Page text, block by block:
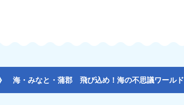
海・みなと・蒲郡 飛び込め！海の不思議ワールド